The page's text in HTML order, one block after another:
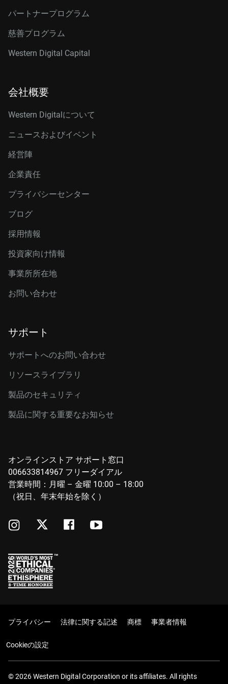
パートナープログラム
慈善プログラム
Western Digital Capital
会社概要
Western Digitalについて
ニュースおよびイベント
経営陣
企業責任
プライバシーセンター
ブログ
採用情報
投資家向け情報
事業所所在地
お問い合わせ
サポート
サポートへのお問い合わせ
リソースライブラリ
製品のセキュリティ
製品に関する重要なお知らせ
オンラインストア サポート窓口
006633814967 フリーダイアル
営業時間：月曜 – 金曜 10:00 – 18:00
（祝日、年末年始を除く）
プライバシー 法律に関する記述 商標 事業者情報
Cookieの設定
© 2026 Western Digital Corporation or its affiliates. All rights